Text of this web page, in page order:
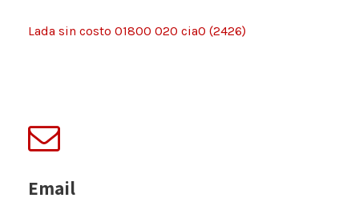
Lada sin costo 01800 020 ciaO (2426)
Email